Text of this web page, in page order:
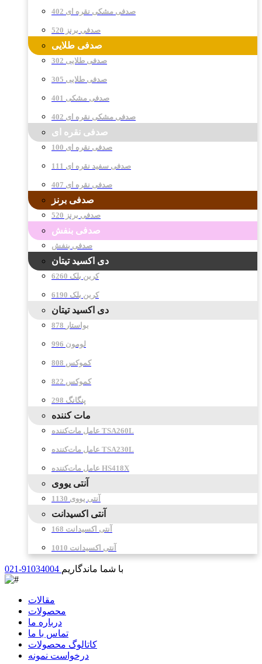
صدفی مشکی نقره ای 402
صدفی برنز 520
صدفی طلایی
صدفی طلایی 302
صدفی طلایی 305
صدفی مشکی 401
صدفی مشکی نقره ای 402
صدفی نقره ای
صدفی نقره ای 100
صدفی سفید نقره ای 111
صدفی نقره ای 407
صدفی برنز
صدفی برنز 520
صدفی بنفش
صدفی بنفش
دی اکسید تیتان
کربن بلک 6260
کربن بلک 6190
دی اکسید تیتان
878 بواستار
996 لومون
808 کموکس
822 کموکس
298 پنگانگ
مات کننده
عامل مات‌کننده TSA260L
عامل مات‌کننده TSA230L
عامل مات‌کننده HS418X
آنتی یووی
آنتی یووی 1130
آنتی اکسیدانت
آنتی اکسیدانت 168
آنتی اکسیدانت 1010
021-91034004 با شما ماندگاریم
مقالات
محصولات
درباره ما
تماس با ما
کاتالوگ محصولات
درخواست نمونه